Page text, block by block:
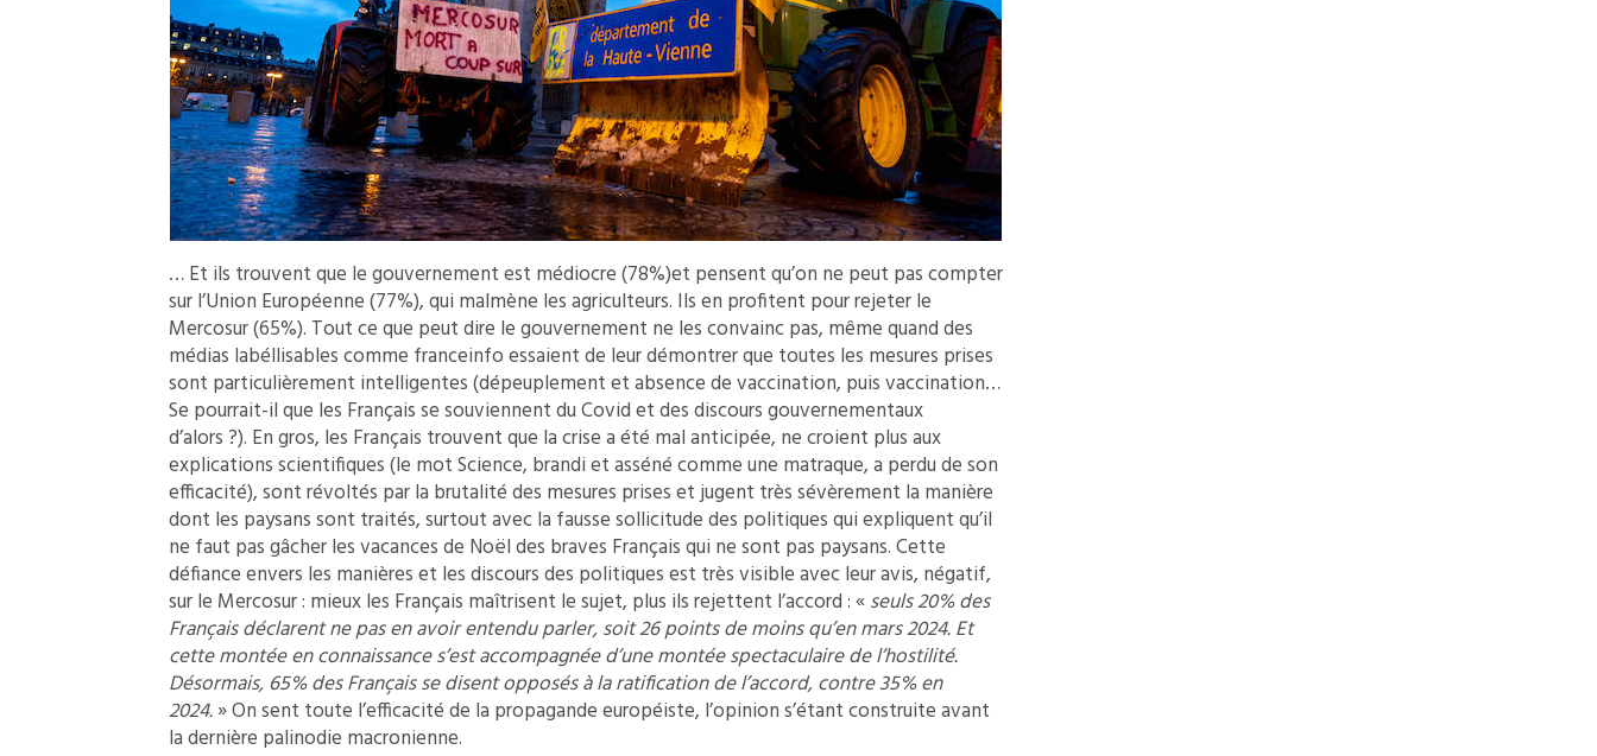
… Et ils trouvent que le gouvernement est médiocre (78%)et pensent qu’on ne peut pas compter
sur l’Union Européenne (77%), qui malmène les agriculteurs. Ils en profitent pour rejeter le
Mercosur (65%). Tout ce que peut dire le gouvernement ne les convainc pas, même quand des
médias labéllisables comme franceinfo essaient de leur démontrer que toutes les mesures prises
sont particulièrement intelligentes (dépeuplement et absence de vaccination, puis vaccination…
Se pourrait-il que les Français se souviennent du Covid et des discours gouvernementaux
d’alors ?). En gros, les Français trouvent que la crise a été mal anticipée, ne croient plus aux
explications scientifiques (le mot Science, brandi et asséné comme une matraque, a perdu de son
efficacité), sont révoltés par la brutalité des mesures prises et jugent très sévèrement la manière
dont les paysans sont traités, surtout avec la fausse sollicitude des politiques qui expliquent qu’il
ne faut pas gâcher les vacances de Noël des braves Français qui ne sont pas paysans. Cette
défiance envers les manières et les discours des politiques est très visible avec leur avis, négatif,
sur le Mercosur : mieux les Français maîtrisent le sujet, plus ils rejettent l’accord : «seuls 20% des
Français déclarent ne pas en avoir entendu parler, soit 26 points de moins qu’en mars 2024. Et
cette montée en connaissance s’est accompagnée d’une montée spectaculaire de l’hostilité.
Désormais, 65% des Français se disent opposés à la ratification de l’accord, contre 35% en
2024.» On sent toute l’efficacité de la propagande européiste, l’opinion s’étant construite avant
la dernière palinodie macronienne.